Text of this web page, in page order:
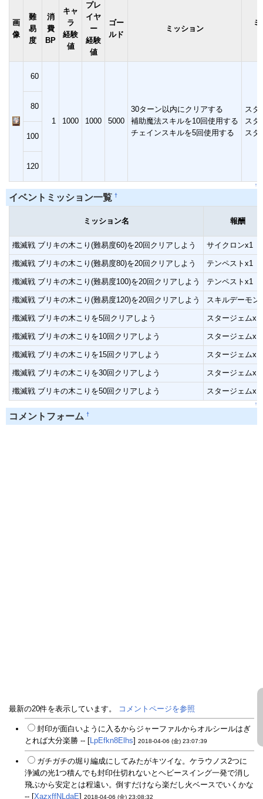
画
像
難
易
度
消
費
BP
キャ
ラ
経験
値
プレ
イヤ
ー
経験
値
ゴー
ルド
ミッション
60
1 1000 1000 5000
30ターン以内にクリアする
補助魔法スキルを10回使用する
チェインスキルを5回使用する
スタ
スタ
スタ
80
100
120
↑
イベントミッション一覧 †
ミッション名 報酬
殲滅戦 ブリキの木こり(難易度60)を20回クリアしよう サイクロンx1
殲滅戦 ブリキの木こり(難易度80)を20回クリアしよう テンペストx1
殲滅戦 ブリキの木こり(難易度100)を20回クリアしよう テンペストx1
殲滅戦 ブリキの木こり(難易度120)を20回クリアしよう スキルデーモン
殲滅戦 ブリキの木こりを5回クリアしよう スタージェム
殲滅戦 ブリキの木こりを10回クリアしよう スタージェム
殲滅戦 ブリキの木こりを15回クリアしよう スタージェム
殲滅戦 ブリキの木こりを30回クリアしよう スタージェム
殲滅戦 ブリキの木こりを50回クリアしよう スタージェム
↑
コメントフォーム †
最新の20件を表示しています。 コメントページを参照
封印が面白いように入るからジャーファルからオルシールはぎ
とれば大分楽勝 -- [LpEfkn8Elhs] 2018-04-06 (金) 23:07:39
ガチガチの堀り編成にしてみたがキツイな。ケラウノス2つに
浄滅の光1つ積んでも封印仕切れないとヘビースイング一発で消し
飛ぶから安定とは程遠い。倒すだけなら楽だし火ベースでいくかな
-- [XazxffNLdaE] 2018-04-06 (金) 23:08:32